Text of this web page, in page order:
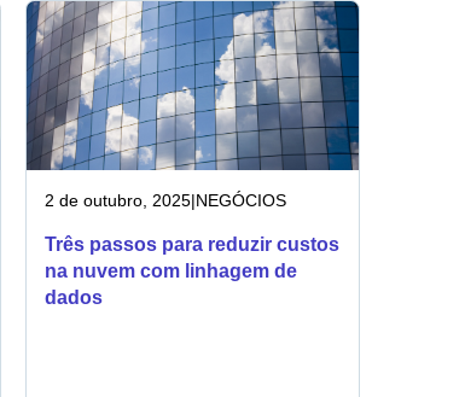
2 de outubro, 2025|NEGÓCIOS
Três passos para reduzir custos
na nuvem com linhagem de
dados